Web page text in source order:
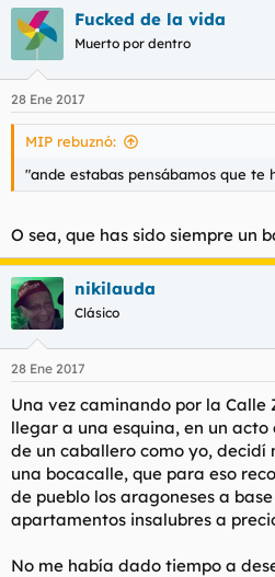
Fucked de la vida
Muerto por dentro
28 Ene 2017
MIP rebuznó:
"ande estabas pensábamos que te
O sea, que has sido siempre un
nikilauda
Clásico
28 Ene 2017
Una vez caminando por la Calle
llegar a una esquina, en un
de un caballero como yo, decidí
una bocacalle, que para eso
de pueblo los aragoneses a
apartamentos insalubres a
No me había dado tiempo a